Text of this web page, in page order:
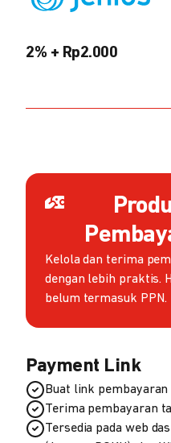
2% + Rp2.000
Kelola dan terima
dengan lebih praktis.
belum termasuk PPN.
Payment Link
Buat link
Terima pembayaran
Tersedia pada web